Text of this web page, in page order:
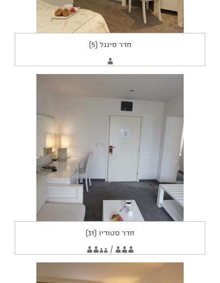
חדר סינגל (5)
מתאים
1
חדר סטודיו (31)
מתאים
ל:
2
/ 3